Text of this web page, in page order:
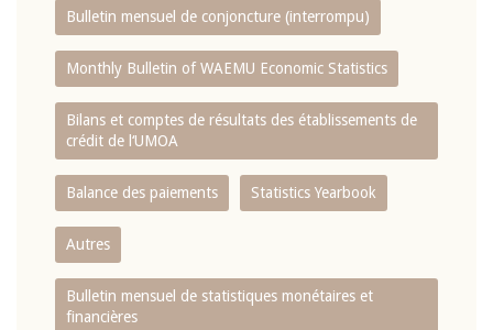
Bulletin mensuel de conjoncture (interrompu)
Monthly Bulletin of WAEMU Economic Statistics
Bilans et comptes de résultats des établissements de
crédit de l‘UMOA
Balance des paiements Statistics Yearbook
Autres
Bulletin mensuel de statistiques monétaires et
financières